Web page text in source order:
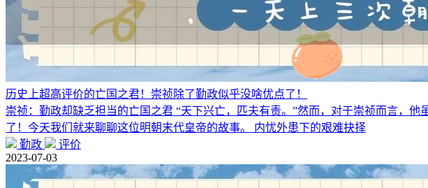
历史上超高评价的亡国之君！崇祯除了勤政似乎没啥优点了！
崇祯：勤政却缺乏担当的亡国之君 “天下兴亡，匹夫有责。”然而，对于崇祯而言，
了！今天我们就来聊聊这位明朝末代皇帝的故事。 内忧外患下的艰难抉择
勤政
评价
2023-07-03